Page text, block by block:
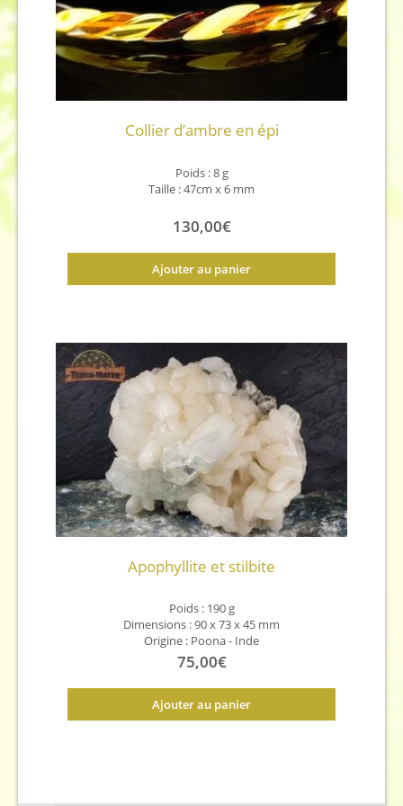
Collier d’ambre en épi
Poids : 8 g
Taille : 47cm x 6 mm
130,00€
Ajouter au panier
Apophyllite et stilbite
Poids : 190 g
Dimensions : 90 x 73 x 45 mm
Origine : Poona - Inde
75,00€
Ajouter au panier